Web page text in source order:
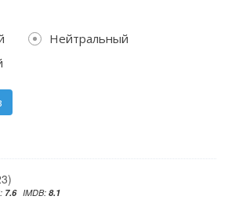
Нейтральный
7.6 IMDB: 8.1